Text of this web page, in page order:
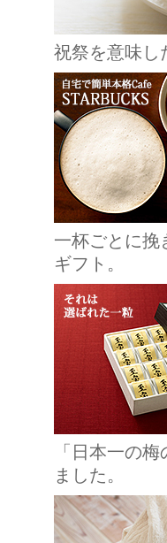
祝祭を意味し
一杯ごとに挽
ギフト。
「日本一の
ました。